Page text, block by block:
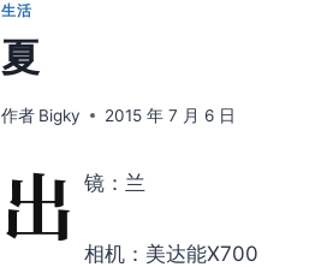
生活
夏
作者 Bigky 2015 年 7 月 6 日
出 镜：兰
相机：美达能X700